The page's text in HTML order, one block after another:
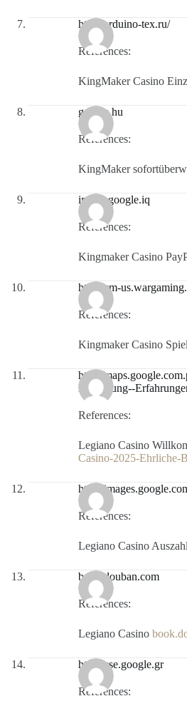
http://arduino-tex.ru/
References:
KingMaker Casino
google.hu
References:
KingMaker
image.google.iq
References:
Kingmaker Casino
http://cm-
References:
Kingmaker Casino
http://
Bewertung--
References:
Legiano Casino
Casino-2025-Ehrliche-
http://
References:
Legiano Casino
book.douban.com
References:
Legiano Casino
http://cse.google.gr
References: